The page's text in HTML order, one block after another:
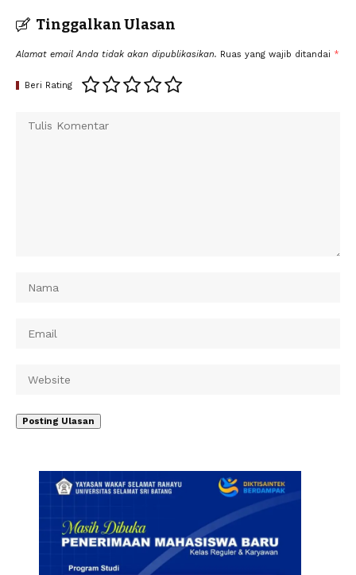
Tinggalkan Ulasan
Alamat email Anda tidak akan dipublikasikan. Ruas yang wajib ditandai *
Beri Rating